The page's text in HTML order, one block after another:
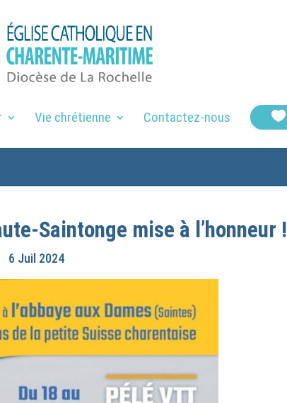
Vie chrétienne Contactez-nous 
Saintonge mise à l’honneur !
6 Juil 2024